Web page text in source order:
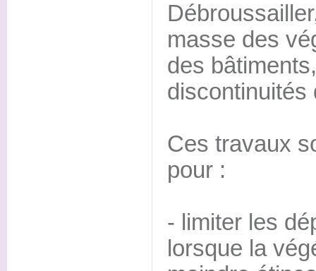
masse des
des
discontinuités
Ces travaux
pour :
- limiter les
lorsque la